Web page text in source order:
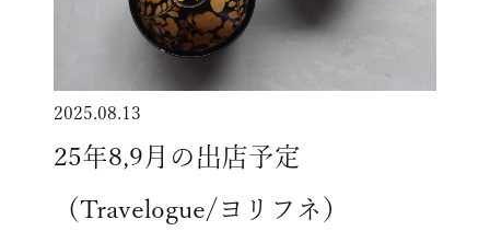
2025.08.13
25年8,9月の出店予定
（Travelogue/ヨリフネ）